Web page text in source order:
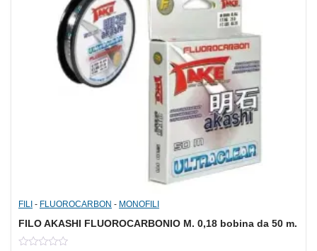
FILI - FLUOROCARBON - MONOFILI
FILO AKASHI FLUOROCARBONIO M. 0,18 bobina da 50 m.